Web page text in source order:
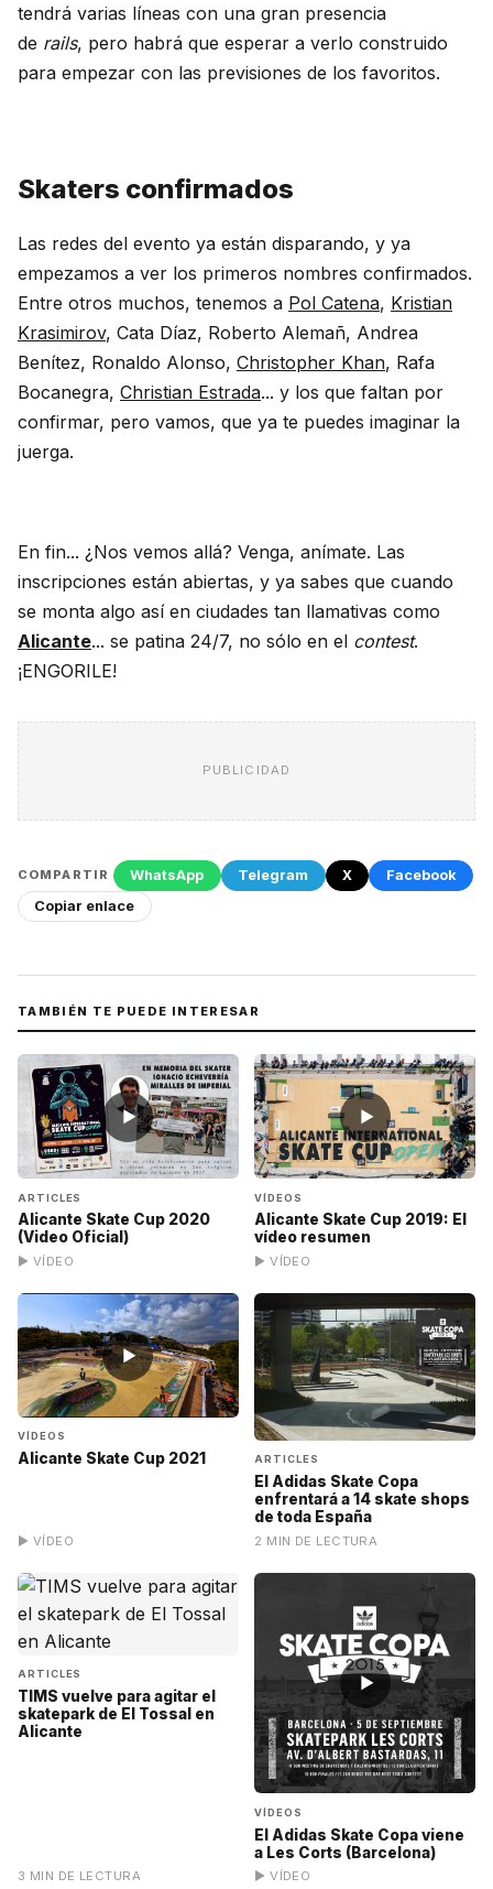
tendrá varias líneas con una gran presencia
de rails, pero habrá que esperar a verlo construido
para empezar con las previsiones de los favoritos.
Skaters confirmados
Las redes del evento ya están disparando, y ya
empezamos a ver los primeros nombres confirmados.
Entre otros muchos, tenemos a Pol Catena, Kristian
Krasimirov, Cata Díaz, Roberto Alemañ, Andrea
Benítez, Ronaldo Alonso, Christopher Khan, Rafa
Bocanegra, Christian Estrada... y los que faltan por
confirmar, pero vamos, que ya te puedes imaginar la
juerga.
En fin... ¿Nos vemos allá? Venga, anímate. Las
inscripciones están abiertas, y ya sabes que cuando
se monta algo así en ciudades tan llamativas como
Alicante... se patina 24/7, no sólo en el contest.
¡ENGORILE!
PUBLICIDAD
COMPARTIR WhatsApp Telegram X
Facebook
Copiar enlace
TAMBIÉN TE PUEDE INTERESAR
▶
ARTICLES
Alicante Skate Cup 2020
(Video Oficial)
▶ VÍDEO
▶
VÍDEOS
Alicante Skate Cup 2019: El
vídeo resumen
▶ VÍDEO
▶
VÍDEOS
Alicante Skate Cup 2021
▶ VÍDEO
ARTICLES
El Adidas Skate Copa
enfrentará a 14 skate shops
de toda España
2 MIN DE LECTURA
ARTICLES
TIMS vuelve para agitar el
skatepark de El Tossal en
Alicante
3 MIN DE LECTURA
▶
VÍDEOS
El Adidas Skate Copa viene
a Les Corts (Barcelona)
▶ VÍDEO